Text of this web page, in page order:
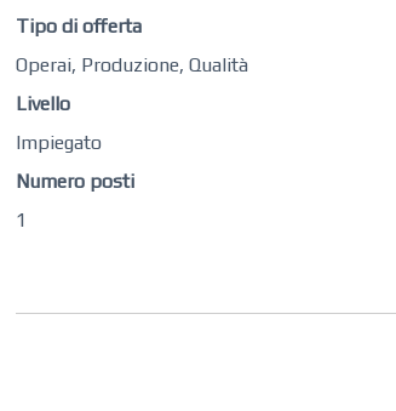
Tipo di offerta
Operai, Produzione, Qualità
Livello
Impiegato
Numero posti
1